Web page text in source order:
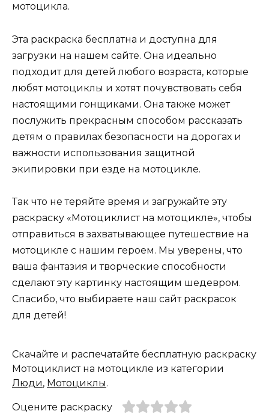
мотоцикла.
Эта раскраска бесплатна и доступна для
загрузки на нашем сайте. Она идеально
подходит для детей любого возраста, которые
любят мотоциклы и хотят почувствовать себя
настоящими гонщиками. Она также может
послужить прекрасным способом рассказать
детям о правилах безопасности на дорогах и
важности использования защитной
экипировки при езде на мотоцикле.
Так что не теряйте время и загружайте эту
раскраску «Мотоциклист на мотоцикле», чтобы
отправиться в захватывающее путешествие на
мотоцикле с нашим героем. Мы уверены, что
ваша фантазия и творческие способности
сделают эту картинку настоящим шедевром.
Спасибо, что выбираете наш сайт раскрасок
для детей!
Скачайте и распечатайте бесплатную раскраску
Мотоциклист на мотоцикле из категории
Люди, Мотоциклы.
Оцените раскраску